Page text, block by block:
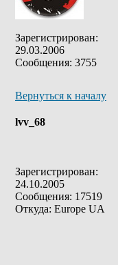
Зарегистрирован:
29.03.2006
Сообщения: 3755
Вернуться к началу
lvv_68
Зарегистрирован:
24.10.2005
Сообщения: 17519
Откуда: Europe UA